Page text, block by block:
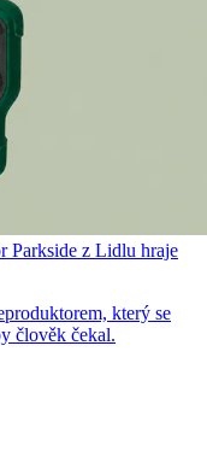
Parkside z Lidlu hraje
který se
člověk čekal.